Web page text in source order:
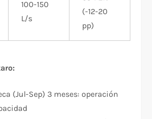
100-150
L/s
(-12-20
pp)
(Jul-Sep) 3 meses: operación